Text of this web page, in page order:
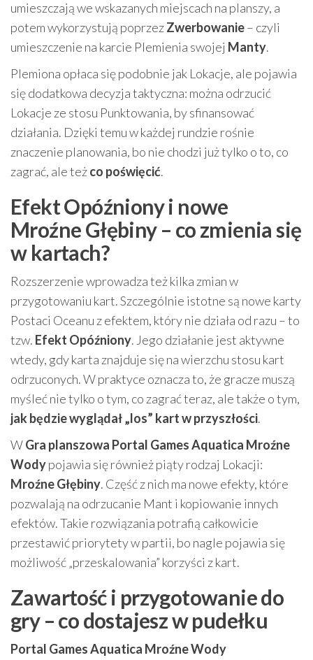
umieszczają we wskazanych miejscach na planszy, a
potem wykorzystują poprzezZwerbowanie– czyli
umieszczenie na karcie Plemienia swojej Manty.
Plemiona opłaca się podobnie jak Lokacje, ale pojawia
się dodatkowa decyzja taktyczna: można odrzucić
Lokacje ze stosu Punktowania, by sfinansować
działania. Dzięki temu w każdej rundzie rośnie
znaczenie planowania, bo nie chodzi już tylko o to, co
zagrać, ale teżco poświęcić.
Efekt Opóźniony i nowe
Mroźne Głębiny – co zmienia się
w kartach?
Rozszerzenie wprowadza też kilka zmian w
przygotowaniu kart. Szczególnie istotne są nowe karty
Postaci Oceanu z efektem, który nie działa od razu – to
tzw. Efekt Opóźniony. Jego działanie jest aktywne
wtedy, gdy karta znajduje się na wierzchu stosu kart
odrzuconych. W praktyce oznacza to, że gracze muszą
myśleć nie tylko o tym, co zagrać teraz, ale także o tym,
jak będzie wyglądał „los” kart w przyszłości.
WGra planszowa Portal Games Aquatica Mroźne
Wodypojawia się również piąty rodzaj Lokacji:
Mroźne Głębiny. Część z nich ma nowe efekty, które
pozwalają na odrzucanie Mant i kopiowanie innych
efektów. Takie rozwiązania potrafią całkowicie
przestawić priorytety w partii, bo nagle pojawia się
możliwość „przeskalowania” korzyści z kart.
Zawartość i przygotowanie do
gry – co dostajesz w pudełku
Portal Games Aquatica Mroźne Wody